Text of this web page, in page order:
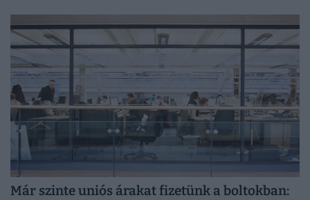
Már szinte uniós árakat fizetünk a boltokban: